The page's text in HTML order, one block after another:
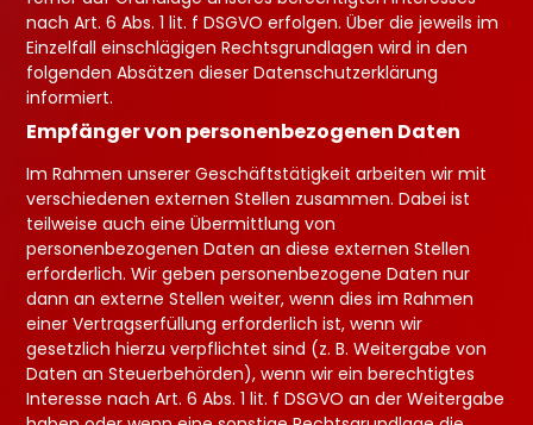
nach Art. 6 Abs. 1 lit. f DSGVO erfolgen. Über die jeweils im
Einzelfall einschlägigen Rechtsgrundlagen wird in den
folgenden Absätzen dieser Datenschutzerklärung
informiert.
Empfänger von personenbezogenen Daten
Im Rahmen unserer Geschäftstätigkeit arbeiten wir mit
verschiedenen externen Stellen zusammen. Dabei ist
teilweise auch eine Übermittlung von
personenbezogenen Daten an diese externen Stellen
erforderlich. Wir geben personenbezogene Daten nur
dann an externe Stellen weiter, wenn dies im Rahmen
einer Vertragserfüllung erforderlich ist, wenn wir
gesetzlich hierzu verpflichtet sind (z. B. Weitergabe von
Daten an Steuerbehörden), wenn wir ein berechtigtes
Interesse nach Art. 6 Abs. 1 lit. f DSGVO an der Weitergabe